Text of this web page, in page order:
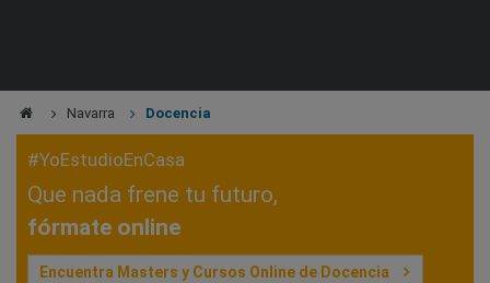
Navarra Docencia
#YoEstudioEnCasa
Que nada frene tu futuro,
fórmate online
Encuentra Masters y Cursos Online de Docencia